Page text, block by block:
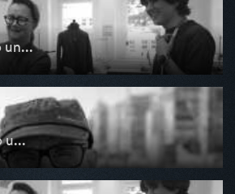
un...
u...